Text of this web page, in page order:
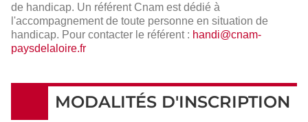
de handicap. Un référent Cnam est dédié à
l'accompagnement de toute personne en situation de
handicap. Pour contacter le référent : handi@cnam-
paysdelaloire.fr
MODALITÉS D'INSCRIPTION